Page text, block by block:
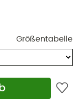
Größentabelle
sind immer
dass es auf
können Sie sie
Aktivitäten